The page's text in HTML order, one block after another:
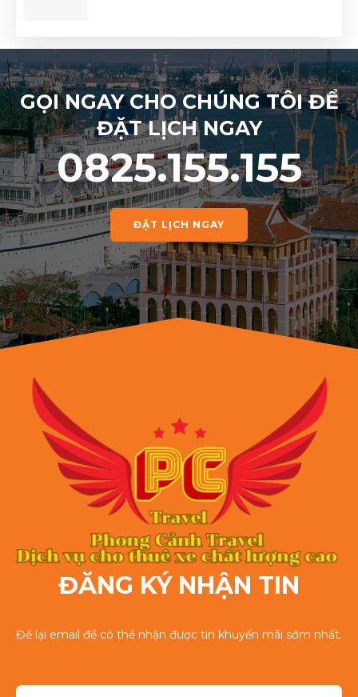
GỌI NGAY CHO CHÚNG TÔI ĐỂ
ĐẶT LỊCH NGAY
0825.155.155
ĐẶT LỊCH NGAY
ĐĂNG KÝ NHẬN TIN
Để lại email để có thể nhận được tin khuyến mãi sớm nhất.